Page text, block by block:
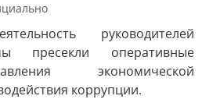
руководителей
пресекли оперативные
экономической
коррупции.